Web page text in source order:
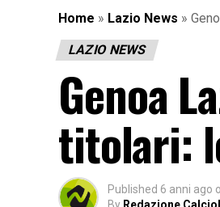
Home » Lazio News »
LAZIO NEWS
Genoa
titolari:
Published 6 anni ago
By Redazione